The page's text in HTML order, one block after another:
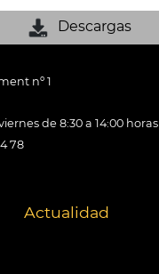
Descargas
nº 1
de 8:30 a 14:00 horas
78
Actualidad